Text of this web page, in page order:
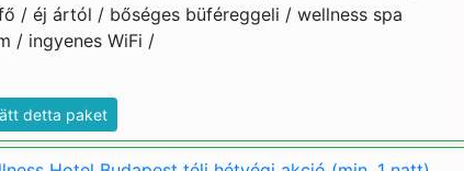
/ éj ártól / bőséges büféreggeli / wellness spa
/ ingyenes WiFi /
detta paket